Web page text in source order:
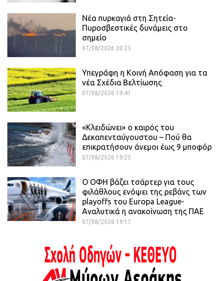
Νέα πυρκαγιά στη Σητεία-
Πυροσβεστικές δυνάμεις στο
σημείο
07/08/2026 20:25
Υπεγράφη η Κοινή Απόφαση για τα
νέα Σχέδια Βελτίωσης
07/08/2026 19:41
«Κλειδώνει» ο καιρός του
Δεκαπενταύγουστου – Πού θα
επικρατήσουν άνεμοι έως 9 μποφόρ
07/08/2026 19:25
Ο ΟΦΗ βάζει τσάρτερ για τους
φιλάθλους ενόψει της ρεβάνς των
playoffs του Europa League-
Αναλυτικά η ανακοίνωση της ΠΑΕ
07/08/2026 19:17